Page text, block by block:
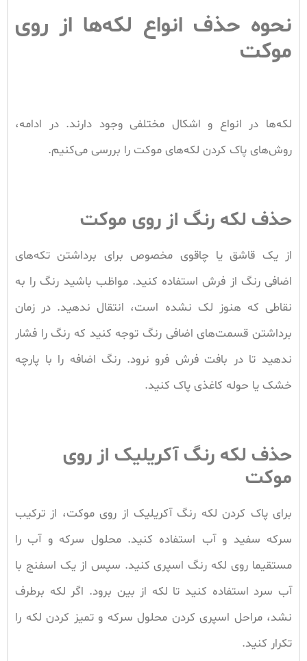
نحوه حذف انواع لکه‌ها از روی
موکت
لکه‌ها در انواع و اشکال مختلفی وجود دارند. در ادامه،
روش‌های پاک کردن لکه‌های موکت را بررسی می‌کنیم.
حذف لکه رنگ از روی موکت
از یک قاشق یا چاقوی مخصوص برای برداشتن تکه‌های
اضافی رنگ از فرش استفاده کنید. مواظب باشید رنگ را به
نقاطی که هنوز لک نشده است، انتقال ندهید. در زمان
برداشتن قسمت‌های اضافی رنگ توجه کنید که رنگ را فشار
ندهید تا در بافت فرش فرو نرود. رنگ اضافه را با پارچه
خشک یا حوله کاغذی پاک کنید.
حذف لکه رنگ آکریلیک از روی
موکت
برای پاک کردن لکه رنگ آکریلیک از روی موکت، از ترکیب
سرکه سفید و آب استفاده کنید. محلول سرکه و آب را
مستقیما روی لکه رنگ اسپری کنید. سپس از یک اسفنج با
آب سرد استفاده کنید تا لکه از بین برود. اگر لکه برطرف
نشد، مراحل اسپری کردن محلول سرکه و تمیز کردن لکه را
تکرار کنید.